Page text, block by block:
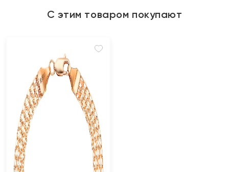
С этим товаром покупают